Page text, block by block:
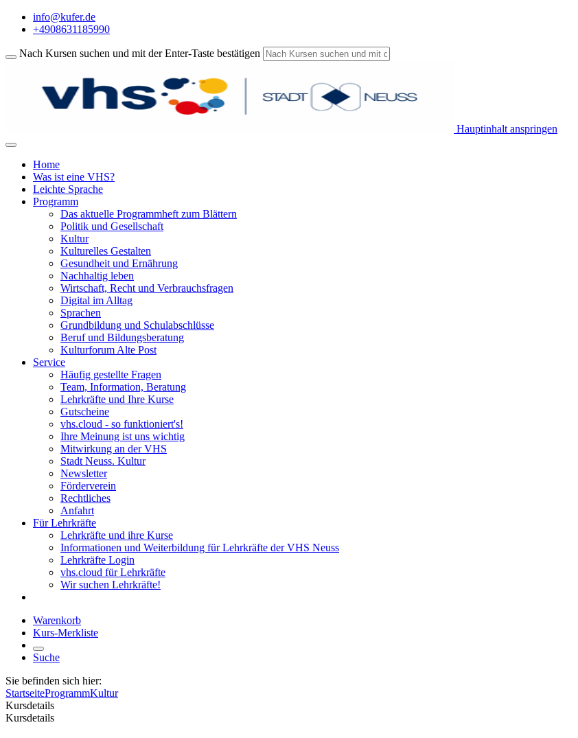
info@kufer.de
+4908631185990
Nach Kursen suchen und mit der Enter-Taste bestätigen
Hauptinhalt anspringen
Home
Was ist eine VHS?
Leichte Sprache
Programm
Das aktuelle Programmheft zum Blättern
Politik und Gesellschaft
Kultur
Kulturelles Gestalten
Gesundheit und Ernährung
Nachhaltig leben
Wirtschaft, Recht und Verbrauchsfragen
Digital im Alltag
Sprachen
Grundbildung und Schulabschlüsse
Beruf und Bildungsberatung
Kulturforum Alte Post
Service
Häufig gestellte Fragen
Team, Information, Beratung
Lehrkräfte und Ihre Kurse
Gutscheine
vhs.cloud - so funktioniert's!
Ihre Meinung ist uns wichtig
Mitwirkung an der VHS
Stadt Neuss. Kultur
Newsletter
Förderverein
Rechtliches
Anfahrt
Für Lehrkräfte
Lehrkräfte und ihre Kurse
Informationen und Weiterbildung für Lehrkräfte der VHS Neuss
Lehrkräfte Login
vhs.cloud für Lehrkräfte
Wir suchen Lehrkräfte!
Warenkorb
Kurs-Merkliste
Suche
Sie befinden sich hier:
StartseiteProgrammKultur
Kursdetails
Kursdetails